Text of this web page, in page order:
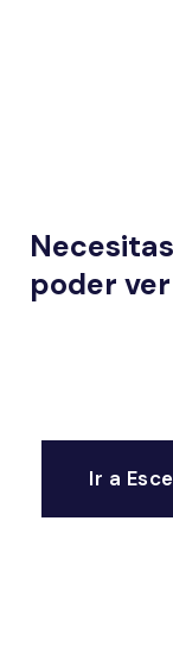
poder
Ir a